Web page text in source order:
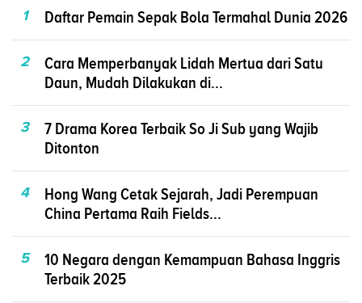
1
Daftar Pemain Sepak Bola Termahal Dunia 2026
2
Cara Memperbanyak Lidah Mertua dari Satu
Daun, Mudah Dilakukan di...
3
7 Drama Korea Terbaik So Ji Sub yang Wajib
Ditonton
4
Hong Wang Cetak Sejarah, Jadi Perempuan
China Pertama Raih Fields...
5
10 Negara dengan Kemampuan Bahasa Inggris
Terbaik 2025